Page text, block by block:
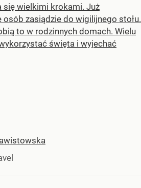
się wielkimi krokami. Już
osób zasiądzie do wigilijnego stołu.
to w rodzinnych domach. Wielu
święta i wyjechać